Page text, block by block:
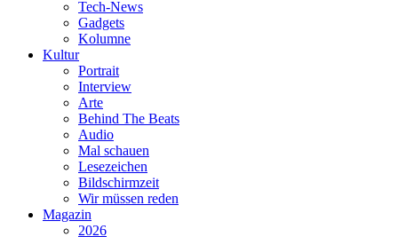
Tech-News
Gadgets
Kolumne
Kultur
Portrait
Interview
Arte
Behind The Beats
Audio
Mal schauen
Lesezeichen
Bildschirmzeit
Wir müssen reden
Magazin
2026